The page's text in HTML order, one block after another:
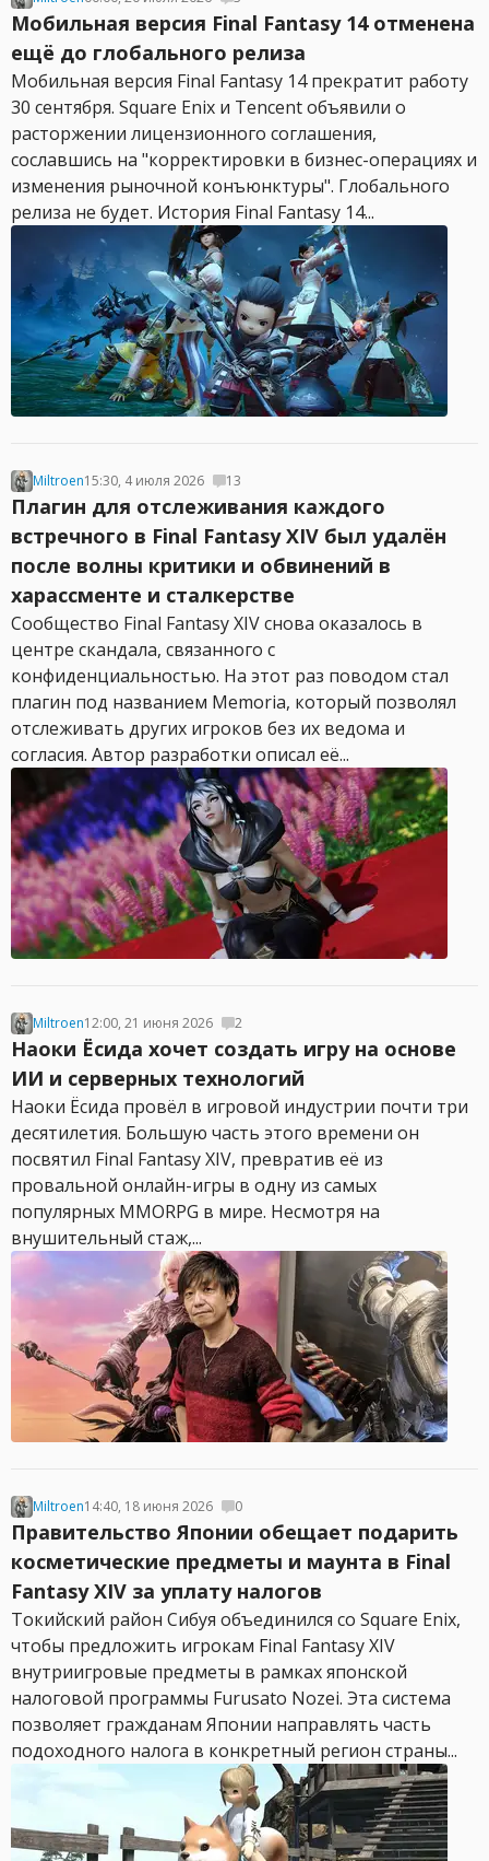
Мобильная версия Final Fantasy 14 отменена
ещё до глобального релиза
Мобильная версия Final Fantasy 14 прекратит работу
30 сентября. Square Enix и Tencent объявили о
расторжении лицензионного соглашения,
сославшись на "корректировки в бизнес-операциях и
изменения рыночной конъюнктуры". Глобального
релиза не будет. История Final Fantasy 14...
Miltroen15:30, 4 июля 2026 13
Плагин для отслеживания каждого
встречного в Final Fantasy XIV был удалён
после волны критики и обвинений в
харассменте и сталкерстве
Сообщество Final Fantasy XIV снова оказалось в
центре скандала, связанного с
конфиденциальностью. На этот раз поводом стал
плагин под названием Memoria, который позволял
отслеживать других игроков без их ведома и
согласия. Автор разработки описал её...
Miltroen12:00, 21 июня 2026 2
Наоки Ёсида хочет создать игру на основе
ИИ и серверных технологий
Наоки Ёсида провёл в игровой индустрии почти три
десятилетия. Большую часть этого времени он
посвятил Final Fantasy XIV, превратив её из
провальной онлайн-игры в одну из самых
популярных MMORPG в мире. Несмотря на
внушительный стаж,...
Miltroen14:40, 18 июня 2026 0
Правительство Японии обещает подарить
косметические предметы и маунта в Final
Fantasy XIV за уплату налогов
Токийский район Сибуя объединился со Square Enix,
чтобы предложить игрокам Final Fantasy XIV
внутриигровые предметы в рамках японской
налоговой программы Furusato Nozei. Эта система
позволяет гражданам Японии направлять часть
подоходного налога в конкретный регион страны...